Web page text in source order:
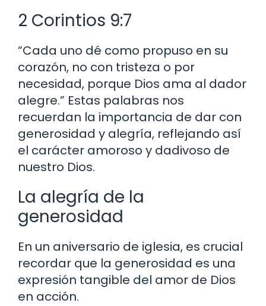
2 Corintios 9:7
“Cada uno dé como propuso en su
corazón, no con tristeza o por
necesidad, porque Dios ama al dador
alegre.” Estas palabras nos
recuerdan la importancia de dar con
generosidad y alegría, reflejando así
el carácter amoroso y dadivoso de
nuestro Dios.
La alegría de la
generosidad
En un aniversario de iglesia, es crucial
recordar que la generosidad es una
expresión tangible del amor de Dios
en acción.